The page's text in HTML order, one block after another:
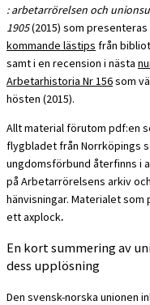
: arbetarrörelsen och
1905(2015) som presenteras
kommande lästips från
samt i en recension i nästa
Arbetarhistoria Nr 156som
hösten (2015).
Allt material förutom pdf:en
flygbladet från Norrköpings
ungdomsförbund återfinns i
på Arbetarrörelsens arkiv
hänvisningar. Materialet
ett axplock.
En kort summering av
dess upplösning
Den svensk-norska unionen